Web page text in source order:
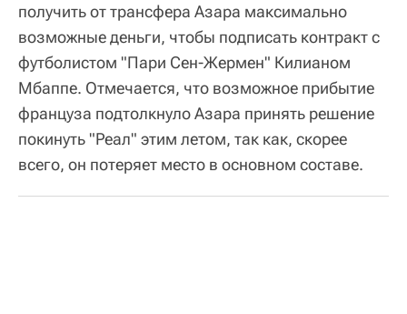
получить от трансфера Азара максимально
возможные деньги, чтобы подписать контракт с
футболистом "Пари Сен-Жермен" Килианом
Мбаппе. Отмечается, что возможное прибытие
француза подтолкнуло Азара принять решение
покинуть "Реал" этим летом, так как, скорее
всего, он потеряет место в основном составе.